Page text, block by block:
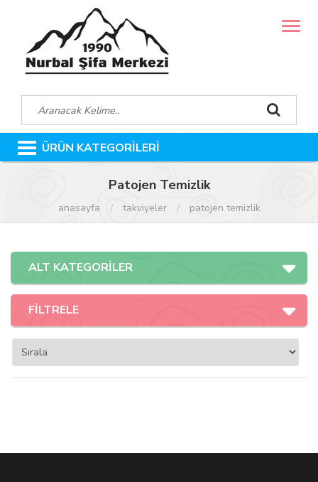
MENÜ
ÜRÜN KATEGORİLERİ
Patojen Temizlik
anasayfa takviyeler patojen temizlik
ALT KATEGORİLER
FİLTRELE